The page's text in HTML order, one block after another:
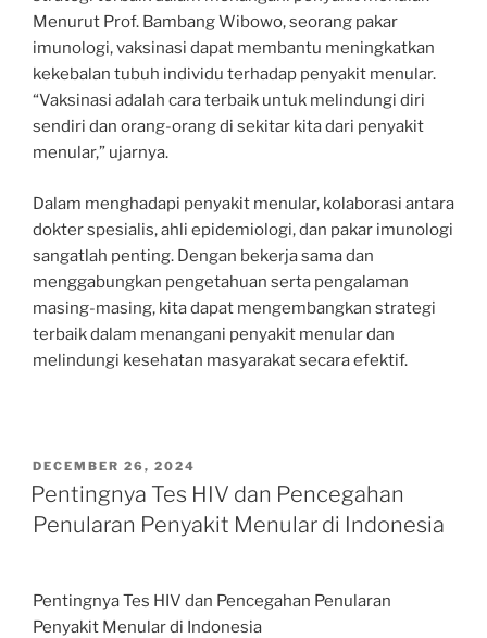
Menurut Prof. Bambang Wibowo, seorang pakar
imunologi, vaksinasi dapat membantu meningkatkan
kekebalan tubuh individu terhadap penyakit menular.
“Vaksinasi adalah cara terbaik untuk melindungi diri
sendiri dan orang-orang di sekitar kita dari penyakit
menular,” ujarnya.
Dalam menghadapi penyakit menular, kolaborasi antara
dokter spesialis, ahli epidemiologi, dan pakar imunologi
sangatlah penting. Dengan bekerja sama dan
menggabungkan pengetahuan serta pengalaman
masing-masing, kita dapat mengembangkan strategi
terbaik dalam menangani penyakit menular dan
melindungi kesehatan masyarakat secara efektif.
POSTED
ON
DECEMBER 26, 2024
Pentingnya Tes HIV dan Pencegahan
Penularan Penyakit Menular di Indonesia
Pentingnya Tes HIV dan Pencegahan Penularan
Penyakit Menular di Indonesia